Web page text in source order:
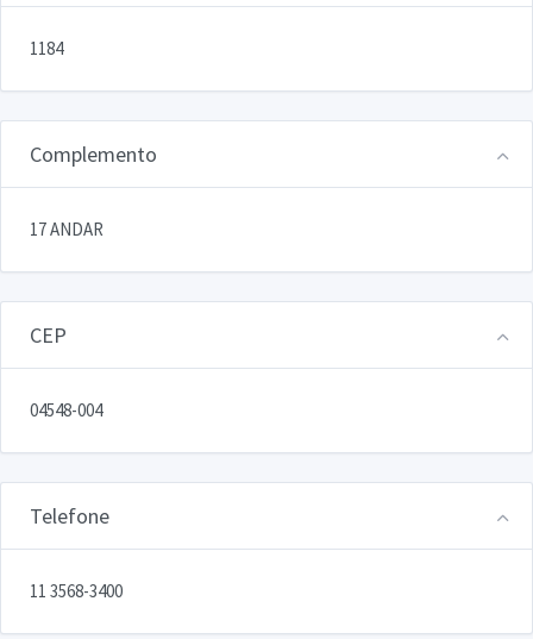
1184
Complemento
17 ANDAR
CEP
04548-004
Telefone
11 3568-3400